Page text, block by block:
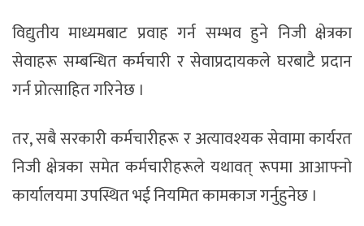
विद्युतीय माध्यमबाट प्रवाह गर्न सम्भव हुने निजी क्षेत्रका
सेवाहरू सम्बन्धित कर्मचारी र सेवाप्रदायकले घरबाटै प्रदान
गर्न प्रोत्साहित गरिनेछ ।
तर, सबै सरकारी कर्मचारीहरू र अत्यावश्यक सेवामा कार्यरत
निजी क्षेत्रका समेत कर्मचारीहरूले यथावत् रूपमा आआफ्नो
कार्यालयमा उपस्थित भई नियमित कामकाज गर्नुहुनेछ ।